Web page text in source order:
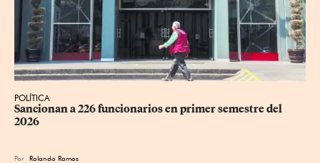
POLÍTICA
Sancionan a 226 funcionarios en primer semestre del
2026
Por Rolando Ramos